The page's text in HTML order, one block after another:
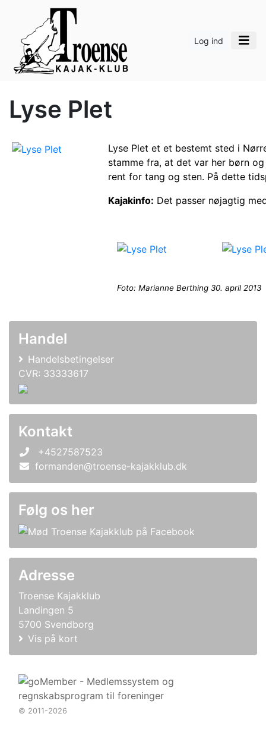
Log ind
Lyse Plet
Lyse Plet et et bestemt sted i
stamme fra, at det var her børn
rent for tang og sten. På dette
Kajakinfo: Det passer nøjagtig
Foto: Marianne Berthing 30. april 2013
Handel
Handelsbetingelser
CVR: 33333617
Kontakt
+4527587523
formanden@troense-kajakklub.dk
Følg os her
Adresse
Troense Kajakklub
Landingen 5
5700 Svendborg
Vis på kort
© 2011-2026